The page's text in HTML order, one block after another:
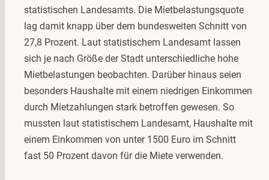
statistischen Landesamts. Die Mietbelastungsquote
lag damit knapp über dem bundesweiten Schnitt von
27,8 Prozent. Laut statistischem Landesamt lassen
sich je nach Größe der Stadt unterschiedliche hohe
Mietbelastungen beobachten. Darüber hinaus seien
besonders Haushalte mit einem niedrigen Einkommen
durch Mietzahlungen stark betroffen gewesen. So
mussten laut statistischem Landesamt, Haushalte mit
einem Einkommen von unter 1500 Euro im Schnitt
fast 50 Prozent davon für die Miete verwenden.